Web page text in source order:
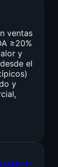
ventas
≥20%
y
el
y
Cost Or